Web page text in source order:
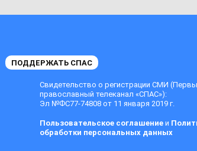
ПОДДЕРЖАТЬ СПАС
Свидетельство о регистрации СМИ
православный телеканал «СПАС»):
Эл №ФС77-74808 от 11 января 2019 г.
Пользовательское соглашениеи
обработки персональных данных